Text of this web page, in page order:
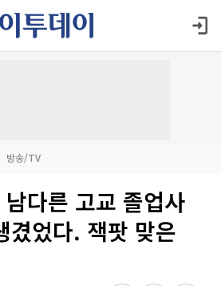
방송/TV
다른 고교 졸업사
겼었다. 잭팟 맞은